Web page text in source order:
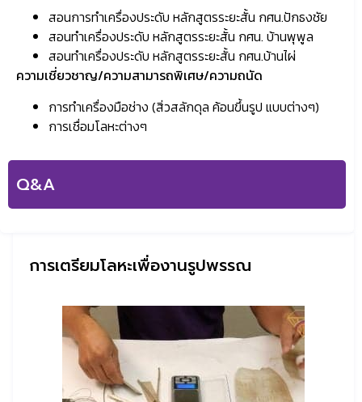
สอนการทำเครื่องประดับ หลักสูตรระยะสั้น กศน.ปักธงชัย
สอนทำเครื่องประดับ หลักสูตรระยะสั้น กศน. บ้านพุพูล
สอนทำเครื่องประดับ หลักสูตรระยะสั้น กศน.บ้านไผ่
ความเชี่ยวชาญ/ความสามารถพิเศษ/ความถนัด
การทำเครื่องมือช่าง (สิ่วสลักดุล ค้อนขึ้นรูป แบบต่างๆ)
การเชื่อมโลหะต่างๆ
Q&A
การเตรียมโลหะเพื่องานรูปพรรณ